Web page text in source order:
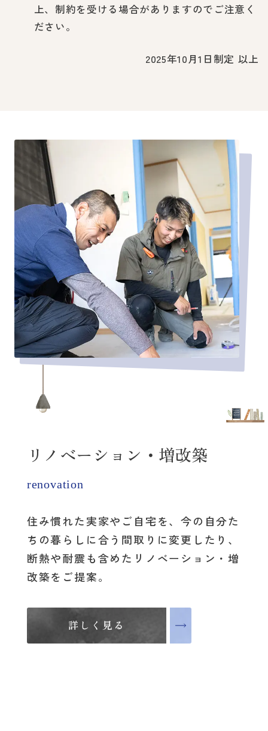
上、制約を受ける場合がありますのでご注意く
ださい。
2025年10月1日制定 以上
リノベーション・増改築
renovation
住み慣れた実家やご自宅を、今の自分た
ちの暮らしに合う間取りに変更したり、
断熱や耐震も含めたリノベーション・増
改築をご提案。
詳しく見る